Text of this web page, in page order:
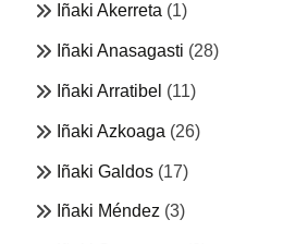
Iñaki Akerreta (1)
Iñaki Anasagasti (28)
Iñaki Arratibel (11)
Iñaki Azkoaga (26)
Iñaki Galdos (17)
Iñaki Méndez (3)